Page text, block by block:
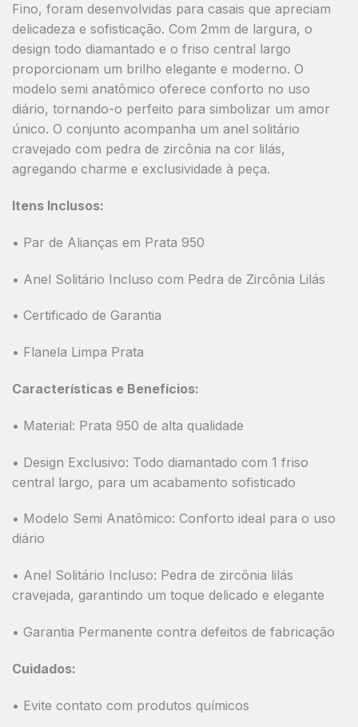
Fino, foram desenvolvidas para casais que apreciam
delicadeza e sofisticação. Com 2mm de largura, o
design todo diamantado e o friso central largo
proporcionam um brilho elegante e moderno. O
modelo semi anatômico oferece conforto no uso
diário, tornando-o perfeito para simbolizar um amor
único. O conjunto acompanha um anel solitário
cravejado com pedra de zircônia na cor lilás,
agregando charme e exclusividade à peça.
Itens Inclusos:
• Par de Alianças em Prata 950
• Anel Solitário Incluso com Pedra de Zircônia Lilás
• Certificado de Garantia
• Flanela Limpa Prata
Características e Benefícios:
• Material: Prata 950 de alta qualidade
• Design Exclusivo: Todo diamantado com 1 friso
central largo, para um acabamento sofisticado
• Modelo Semi Anatômico: Conforto ideal para o uso
diário
• Anel Solitário Incluso: Pedra de zircônia lilás
cravejada, garantindo um toque delicado e elegante
• Garantia Permanente contra defeitos de fabricação
Cuidados:
• Evite contato com produtos químicos